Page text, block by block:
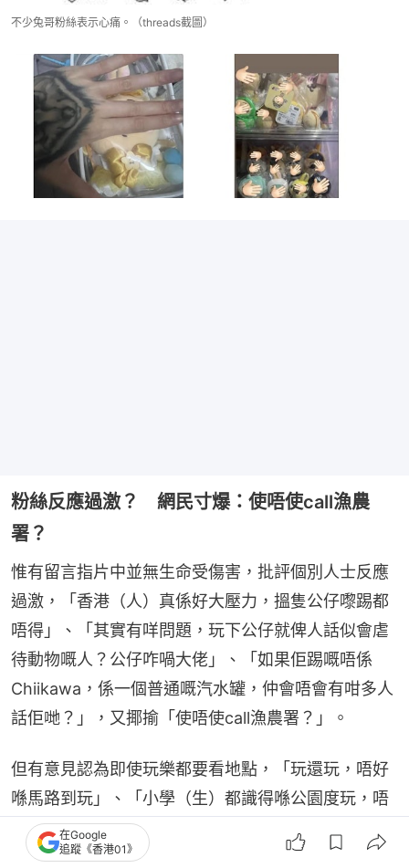
不少兔哥粉絲表示心痛。（threads截圖）
粉絲反應過激？ 網民寸爆：使唔使call漁農
署？
惟有留言指片中並無生命受傷害，批評個別人士反應
過激，「香港（人）真係好大壓力，搵隻公仔嚟踢都
唔得」、「其實有咩問題，玩下公仔就俾人話似會虐
待動物嘅人？公仔咋喎大佬」、「如果佢踢嘅唔係
Chiikawa，係一個普通嘅汽水罐，仲會唔會有咁多人
話佢哋？」，又揶揄「使唔使call漁農署？」。
但有意見認為即使玩樂都要看地點，「玩還玩，唔好
喺馬路到玩」、「小學（生）都識得喺公園度玩，唔
會走出馬路玩」、「做埋啲傻X嘢已經夠低能，仲要
po上嚟畀全世界人知」。
在Google
追蹤《香港01》